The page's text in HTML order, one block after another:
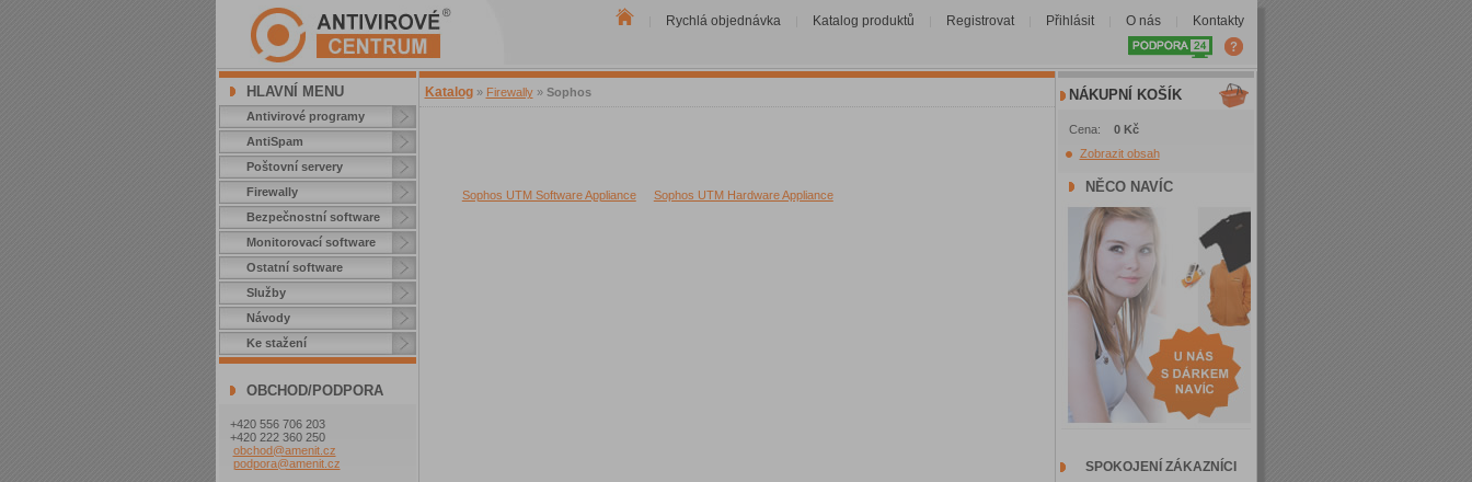
Rychlá objednávka Katalog produktů Registrovat Přihlásit O nás Kontakty
HLAVNÍ MENU
Antivirové programy
AntiSpam
Poštovní servery
Firewally
Bezpečnostní software
Monitorovací software
Ostatní software
Služby
Návody
Ke stažení
OBCHOD/PODPORA
+420 556 706 203
+420 222 360 250
obchod@amenit.cz
podpora@amenit.cz
Katalog » Firewally » Sophos
Sophos UTM Software Appliance Sophos UTM Hardware Appliance
NÁKUPNÍ KOŠÍK
Cena: 0 Kč
Zobrazit obsah
NĚCO NAVÍC
SPOKOJENÍ ZÁKAZNÍCI